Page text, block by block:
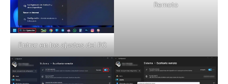
Entrar en los ajustes del PC
Remoto